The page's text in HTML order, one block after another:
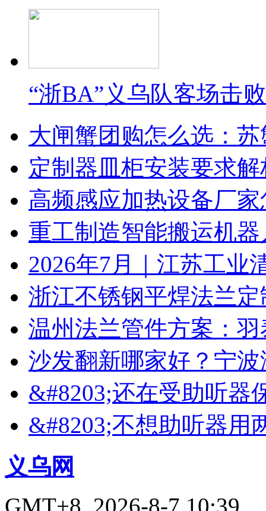
“浙BA”义乌队客场击
大闸蟹团购怎么选：
定制器皿柜安装要求
高频感应加热设备厂
重工制造智能搬运机
2026年7月｜江苏工业
浙江不锈钢平焊法兰
温州法兰管件方案：
沙发翻新哪家好？宁
&#8203;还在受助听器
&#8203;不想助听器用
义乌网
GMT+8, 2026-8-7 10:39